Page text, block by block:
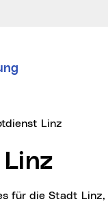
Linz
Linz